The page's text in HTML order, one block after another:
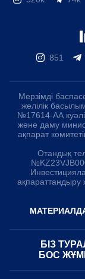
851
Мерзімді
желілік
№17614-АА
және даму
ақпарат
Отандық
ақпараттандыру
БІЗ
БОС